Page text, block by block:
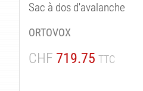
Sac à dos d'avalanche
ORTOVOX
CHF 719.75 TTC